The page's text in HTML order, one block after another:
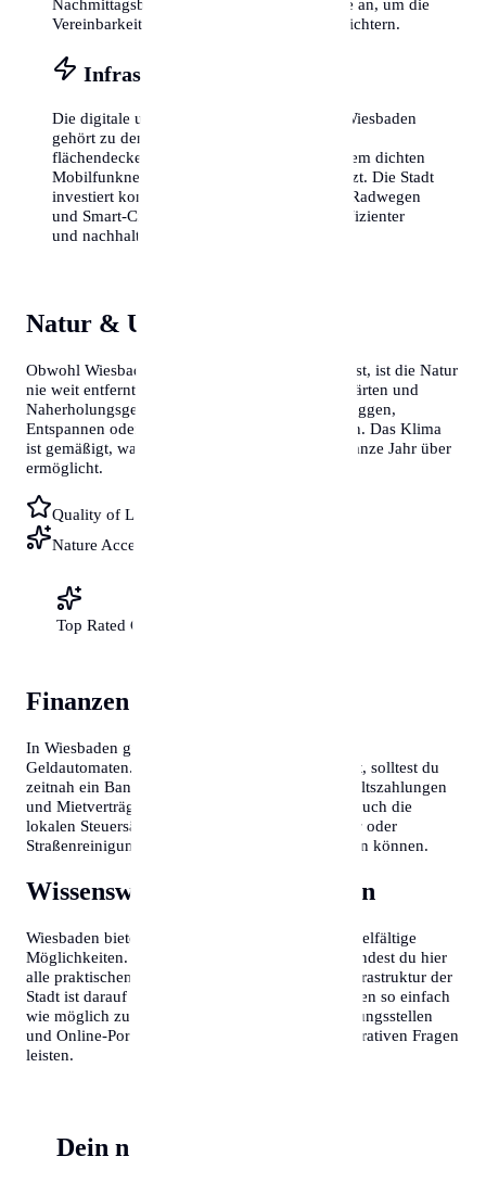
Vereinbarkeit von Familie und Beruf zu erleichtern.
Infrastruktur & Vernetzung
Die digitale und physische Infrastruktur in Wiesbaden
gehört zu den besten des Landes. Dank
flächendeckendem Glasfaserausbau und einem dichten
Mobilfunknetz bist du überall perfekt vernetzt. Die Stadt
investiert kontinuierlich in den Ausbau von Radwegen
und Smart-City-Lösungen, um den Alltag effizienter
und nachhaltiger zu gestalten.
Natur & Umgebung
Obwohl Wiesbaden eine pulsierende Metropole ist, ist die Natur
nie weit entfernt. Zahlreiche Parks, botanische Gärten und
Naherholungsgebiete am Stadtrand laden zum Joggen,
Entspannen oder für ausgiebige Spaziergänge ein. Das Klima
ist gemäßigt, was Outdoor-Aktivitäten fast das ganze Jahr über
ermöglicht.
Quality of Life
Nature Access
Top Rated City
Finanzen & Steuern
In Wiesbaden gibt es zahlreiche Bankfilialen und
Geldautomaten. Wenn du neu in Deutschland bist, solltest du
zeitnah ein Bankkonto eröffnen, da dies für Gehaltszahlungen
und Mietverträge oft Voraussetzung ist. Beachte auch die
lokalen Steuersätze und Gebühren für Müllabfuhr oder
Straßenreinigung, die je nach Stadtbezirk variieren können.
Wissenswertes über Wiesbaden
Wiesbaden bietet eine hohe Lebensqualität und vielfältige
Möglichkeiten. Um dir den Start zu erleichtern, findest du hier
alle praktischen Informationen gebündelt. Die Infrastruktur der
Stadt ist darauf ausgelegt, Neubürgern das Einleben so einfach
wie möglich zu machen. Es gibt zahlreiche Beratungsstellen
und Online-Portale, die Hilfestellung bei administrativen Fragen
leisten.
Dein neues Kapitel beginnt